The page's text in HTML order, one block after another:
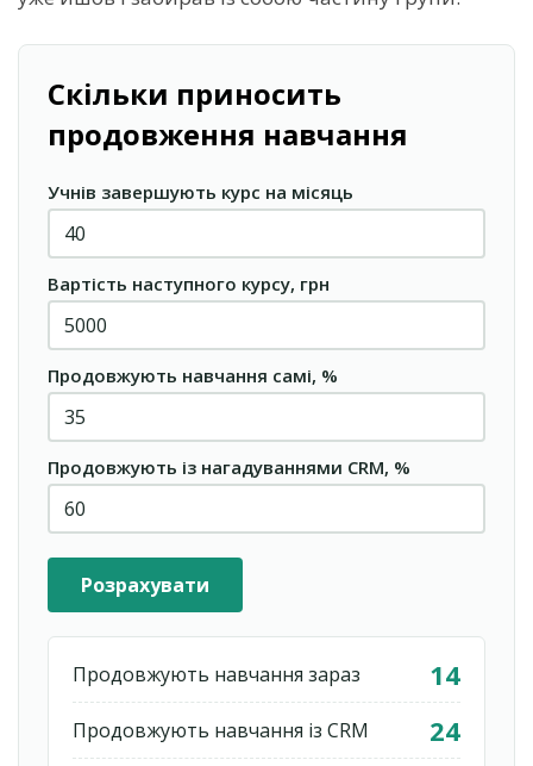
Скільки приносить
продовження навчання
Учнів завершують курс на місяць
Вартість наступного курсу, грн
Продовжують навчання самі, %
Продовжують із нагадуваннями CRM, %
Розрахувати
Продовжують навчання зараз 14
Продовжують навчання із CRM 24